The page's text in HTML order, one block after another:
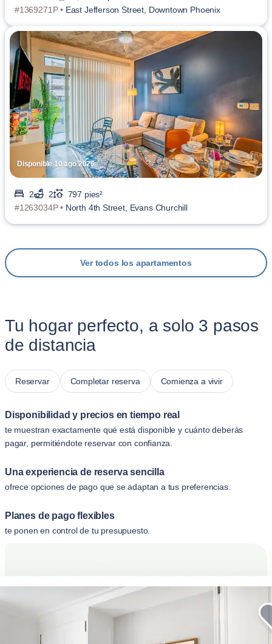
#1369271P • East Jefferson Street, Downtown Phoenix
Disponible 10 ago 2026
2 2
797 pies²
#1263034P • North 4th Street, Evans Churchill
Ver todos los apartamentos
Tu hogar perfecto, a solo 3 pasos
de distancia
Reservar Completar reserva Comienza a vivir
Disponibilidad y precios en tiempo real
te muestran exactamente qué está disponible y cuánto deberás
pagar, permitiéndote reservar con confianza.
Una experiencia de reserva sencilla
ofrece opciones de pago que se adaptan a tus preferencias.
Planes de pago flexibles
te ponen en control de tu presupuesto.